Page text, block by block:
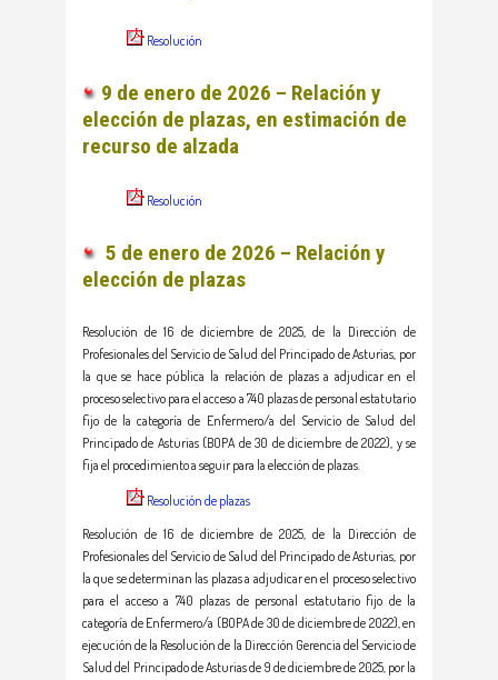
Resolución
9 de enero de 2026 – Relación y
elección de plazas, en estimación de
recurso de alzada
Resolución
5 de enero de 2026 – Relación y
elección de plazas
Resolución de 16 de diciembre de 2025, de la Dirección de
Profesionales del Servicio de Salud del Principado de Asturias, por
la que se hace pública la relación de plazas a adjudicar en el
proceso selectivo para el acceso a 740 plazas de personal estatutario
fijo de la categoría de Enfermero/a del Servicio de Salud del
Principado de Asturias (BOPA de 30 de diciembre de 2022), y se
fija el procedimiento a seguir para la elección de plazas.
Resolución de plazas
Resolución de 16 de diciembre de 2025, de la Dirección de
Profesionales del Servicio de Salud del Principado de Asturias, por
la que se determinan las plazas a adjudicar en el proceso selectivo
para el acceso a 740 plazas de personal estatutario fijo de la
categoría de Enfermero/a (BOPA de 30 de diciembre de 2022), en
ejecución de la Resolución de la Dirección Gerencia del Servicio de
Salud del Principado de Asturias de 9 de diciembre de 2025, por la